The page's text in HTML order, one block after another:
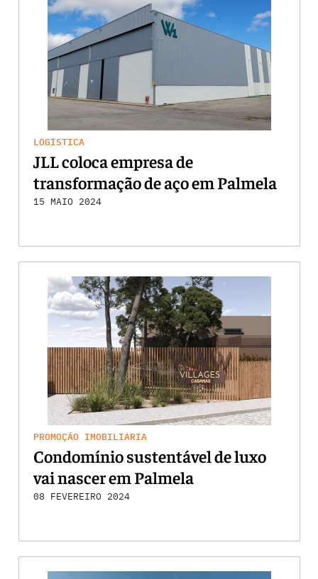
LOGÍSTICA
JLL coloca empresa de
transformação de aço em Palmela
15 MAIO 2024
PROMOÇÃO IMOBILIÁRIA
Condomínio sustentável de luxo
vai nascer em Palmela
08 FEVEREIRO 2024